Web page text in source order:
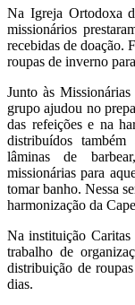
Na Igreja Ortodoxa
missionários
recebidas de doação.
roupas de inverno
Junto às
grupo ajudou no
das refeições e na
distribuídos
lâminas de
missionárias para
tomar banho. Nessa
harmonização da
Na instituição
trabalho de
distribuição de
dias.